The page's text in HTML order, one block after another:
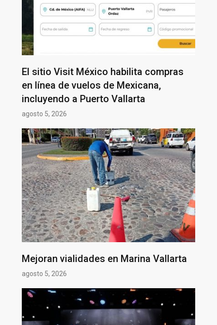
El sitio Visit México habilita compras
en línea de vuelos de Mexicana,
incluyendo a Puerto Vallarta
agosto 5, 2026
Mejoran vialidades en Marina Vallarta
agosto 5, 2026